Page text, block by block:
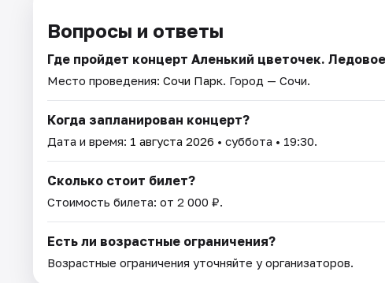
Вопросы и ответы
Где пройдет концерт Аленький цветочек.
Место проведения: Сочи Парк. Город — Сочи.
Когда запланирован концерт?
Дата и время: 1 августа 2026 • суббота • 19:30.
Сколько стоит билет?
Стоимость билета: от 2 000 ₽.
Есть ли возрастные ограничения?
Возрастные ограничения уточняйте у организаторов.